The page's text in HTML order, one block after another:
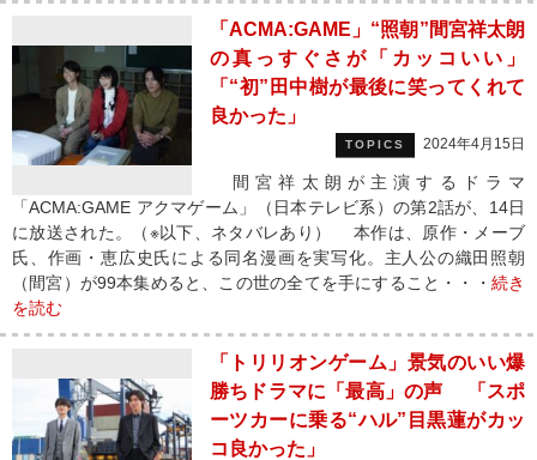
「ACMA:GAME」“照朝”間宮祥太朗
の真っすぐさが「カッコいい」
「“初”田中樹が最後に笑ってくれて
良かった」
TOPICS 2024年4月15日
間宮祥太朗が主演するドラマ
「ACMA:GAME アクマゲーム」（日本テレビ系）の第2話が、14日
に放送された。（※以下、ネタバレあり） 本作は、原作・メーブ
氏、作画・恵広史氏による同名漫画を実写化。主人公の織田照朝
（間宮）が99本集めると、この世の全てを手にすること・・・ 続き
を読む
「トリリオンゲーム」景気のいい爆
勝ちドラマに「最高」の声 「スポ
ーツカーに乗る“ハル”目黒蓮がカッ
コ良かった」